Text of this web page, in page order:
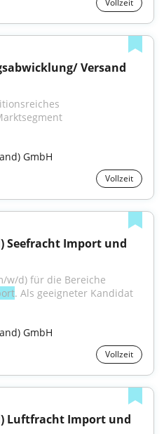
Vollzeit
GmbH
Vollzeit
w/d) für die Bereiche
. Als geeigneter Kandidat
GmbH
Vollzeit